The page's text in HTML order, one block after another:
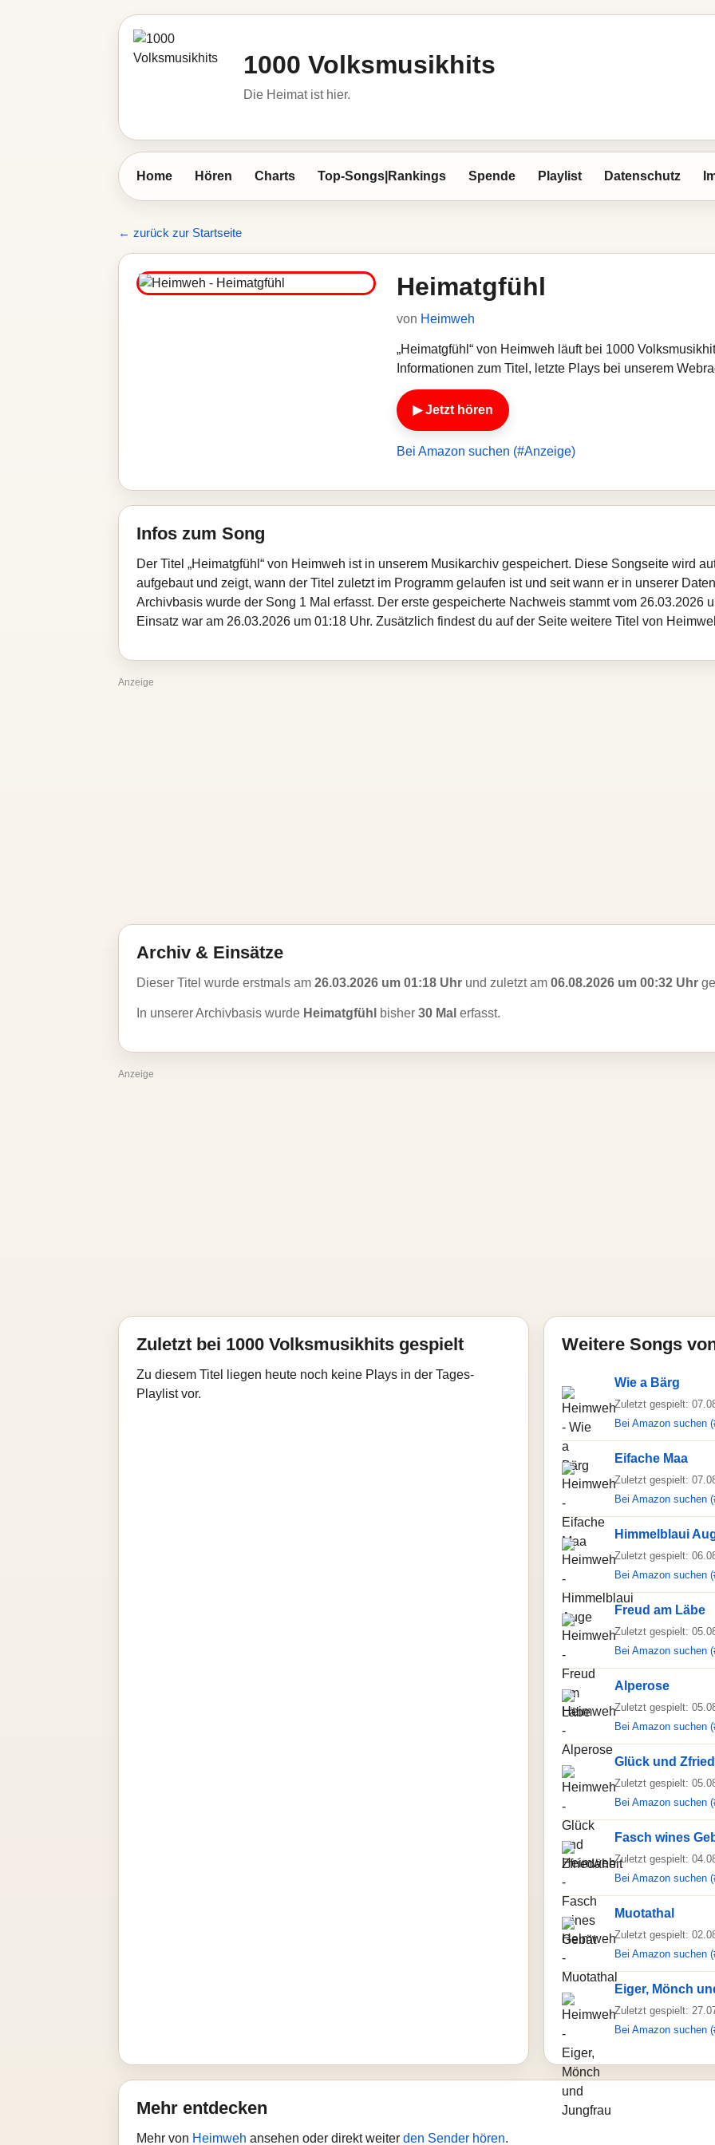
1000 Volksmusikhits
Die Heimat ist hier.
Home Hören Charts Top-Songs|Rankings Spende Playlist Datenschutz
← zurück zur Startseite
Heimatgfühl
von Heimweh
„Heimatgfühl“ von Heimweh läuft bei 1000
Informationen zum Titel, letzte Plays bei unserem
▶ Jetzt hören
Bei Amazon suchen (#Anzeige)
Infos zum Song
Der Titel „Heimatgfühl“ von Heimweh ist in unserem Musikarchiv gespeichert. Diese Songseite wird
aufgebaut und zeigt, wann der Titel zuletzt im Programm gelaufen ist und seit wann er in unserer
Archivbasis wurde der Song 1 Mal erfasst. Der erste gespeicherte Nachweis stammt vom 26.03.2026
Einsatz war am 26.03.2026 um 01:18 Uhr. Zusätzlich findest du auf der Seite weitere Titel von
Anzeige
Archiv & Einsätze
Dieser Titel wurde erstmals am 26.03.2026 um 01:18 Uhr und zuletzt am 06.08.2026 um 00:32 Uhr
In unserer Archivbasis wurde Heimatgfühl bisher 30 Mal erfasst.
Anzeige
Zuletzt bei 1000 Volksmusikhits gespielt
Zu diesem Titel liegen heute noch keine Plays in der Tages-
Playlist vor.
Weitere Songs
Wie a Bärg
Zuletzt gespielt:
Bei Amazon suchen
Eifache Maa
Zuletzt gespielt:
Bei Amazon suchen
Himmelblaui
Zuletzt gespielt:
Bei Amazon suchen
Freud am Läbe
Zuletzt gespielt:
Bei Amazon suchen
Alperose
Zuletzt gespielt:
Bei Amazon suchen
Glück und
Zuletzt gespielt:
Bei Amazon suchen
Fasch wines
Zuletzt gespielt:
Bei Amazon suchen
Muotathal
Zuletzt gespielt:
Bei Amazon suchen
Eiger, Mönch
Zuletzt gespielt:
Bei Amazon suchen
Mehr entdecken
Mehr von Heimweh ansehen oder direkt weiter den Sender hören.